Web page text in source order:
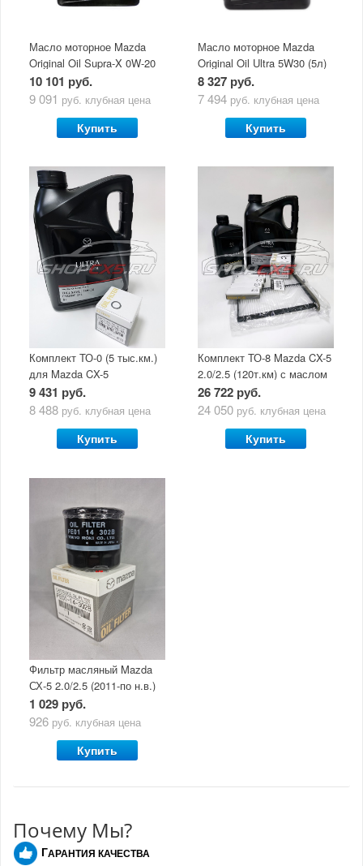
Масло моторное Mazda
Original Oil Supra-X 0W-20
(5 л)
10 101 руб.
9 091 руб. клубная цена
Купить
Масло моторное Mazda
Original Oil Ultra 5W30 (5л)
8 327 руб.
7 494 руб. клубная цена
Купить
Комплект ТО-0 (5 тыс.км.)
для Mazda CX-5
(двигатель 2.0/2.5) с
маслом Mazda Original Oil
9 431 руб.
8 488 руб. клубная цена
Купить
Комплект ТО-8 Mazda CX-5
2.0/2.5 (120т.км) с маслом
Mazda Original Oil Ultra
5W30
26 722 руб.
24 050 руб. клубная цена
Купить
Фильтр масляный Mazda
СХ-5 2.0/2.5 (2011-по н.в.)
1 029 руб.
926 руб. клубная цена
Купить
Почему Мы?
ГАРАНТИЯ КАЧЕСТВА